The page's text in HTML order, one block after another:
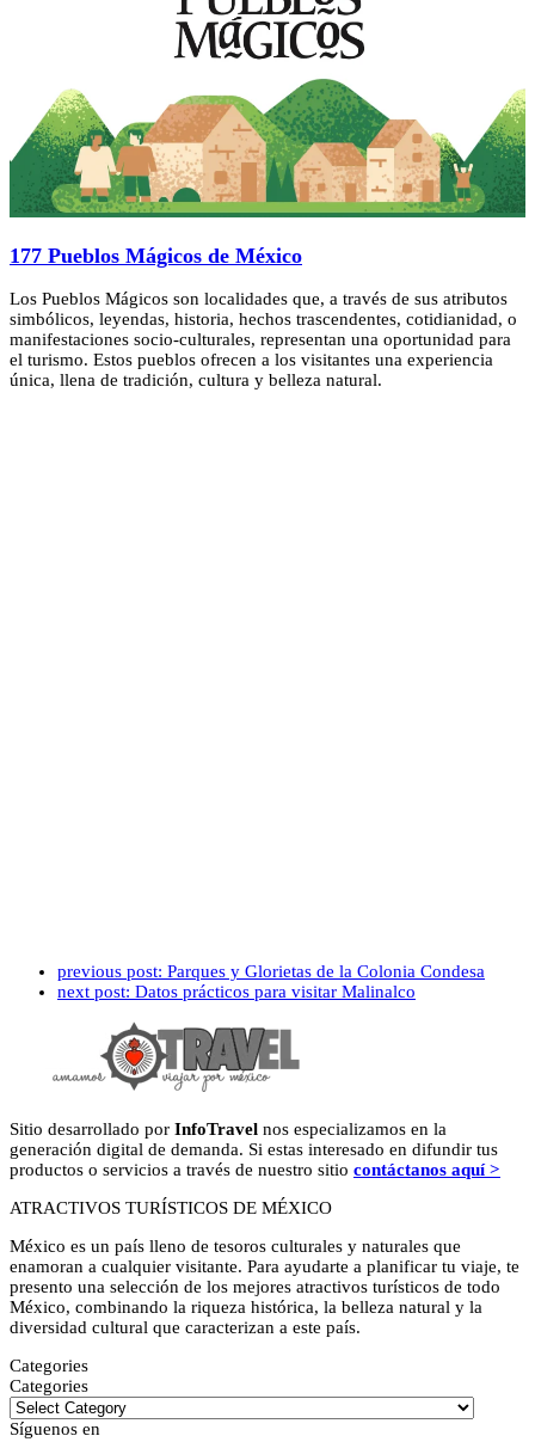
177 Pueblos Mágicos de México
Los Pueblos Mágicos son localidades que, a través de sus atributos
simbólicos, leyendas, historia, hechos trascendentes, cotidianidad, o
manifestaciones socio-culturales, representan una oportunidad para
el turismo. Estos pueblos ofrecen a los visitantes una experiencia
única, llena de tradición, cultura y belleza natural.
previous post: Parques y Glorietas de la Colonia Condesa
next post: Datos prácticos para visitar Malinalco
Sitio desarrollado por InfoTravel nos especializamos en la
generación digital de demanda. Si estas interesado en difundir tus
productos o servicios a través de nuestro sitio contáctanos aquí >
ATRACTIVOS TURÍSTICOS DE MÉXICO
México es un país lleno de tesoros culturales y naturales que
enamoran a cualquier visitante. Para ayudarte a planificar tu viaje, te
presento una selección de los mejores atractivos turísticos de todo
México, combinando la riqueza histórica, la belleza natural y la
diversidad cultural que caracterizan a este país.
Categories
Categories
Síguenos en